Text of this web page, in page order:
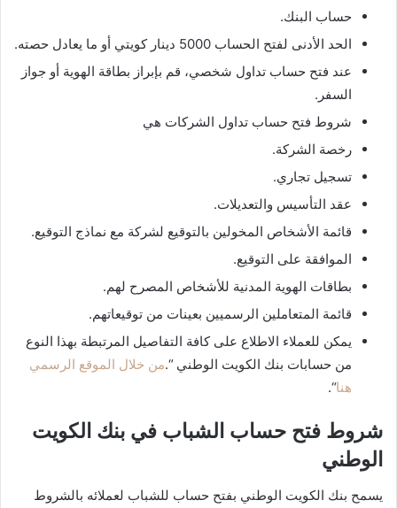
حساب البنك.
الحد الأدنى لفتح الحساب 5000 دينار كويتي أو ما يعادل حصته.
عند فتح حساب تداول شخصي، قم بإبراز بطاقة الهوية أو جواز
السفر.
شروط فتح حساب تداول الشركات هي
رخصة الشركة.
تسجيل تجاري.
عقد التأسيس والتعديلات.
قائمة الأشخاص المخولين بالتوقيع لشركة مع نماذج التوقيع.
الموافقة على التوقيع.
بطاقات الهوية المدنية للأشخاص المصرح لهم.
قائمة المتعاملين الرسميين بعينات من توقيعاتهم.
يمكن للعملاء الاطلاع على كافة التفاصيل المرتبطة بهذا النوع
من حسابات بنك الكويت الوطني “.من خلال الموقع الرسمي
هنا“.
شروط فتح حساب الشباب في بنك الكويت
الوطني
يسمح بنك الكويت الوطني بفتح حساب للشباب لعملائه بالشروط